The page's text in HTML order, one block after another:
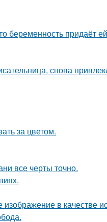
беременность придаёт
снова
за цветом.
все черты точно.
в качестве